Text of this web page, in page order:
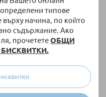
типове
начина, по който
съдържание. Ако
прочететеОБЩИ
кухня Raya Toys Home
части